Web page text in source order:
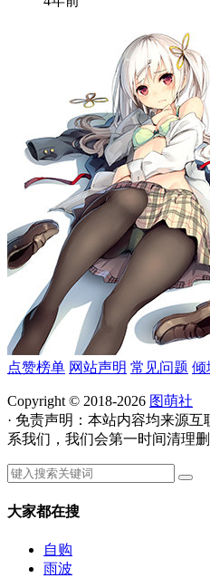
点赞榜单 网站声明 常见问题 倾
Copyright © 2018-2026 图萌社
· 免责声明：本站内容均来源
系我们，我们会第一时间清理
大家都在搜
自购
雨波